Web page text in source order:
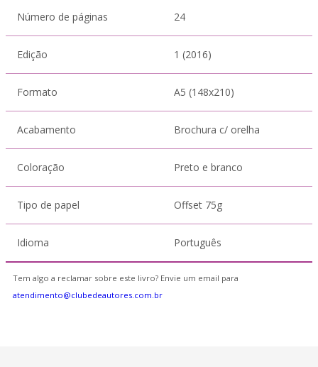
Número de páginas 24
Edição 1 (2016)
Formato A5 (148x210)
Acabamento Brochura c/ orelha
Coloração Preto e branco
Tipo de papel Offset 75g
Idioma Português
Tem algo a reclamar sobre este livro? Envie um email para
atendimento@clubedeautores.com.br